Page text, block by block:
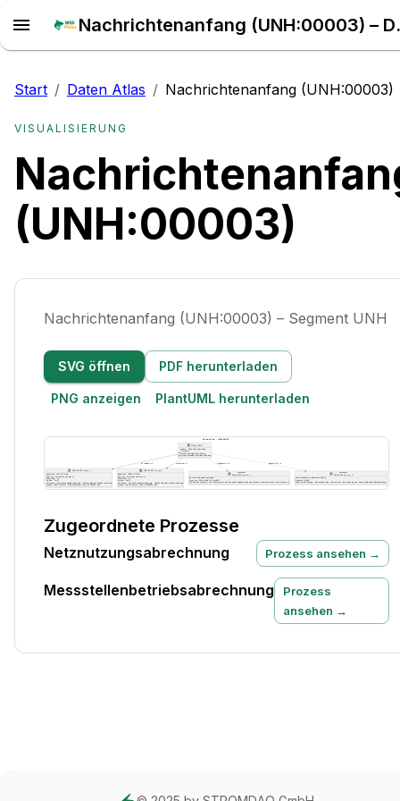
Start / Daten Atlas / Nachrichtenanfang (UNH:00003)
VISUALISIERUNG
(UNH:00003)
Nachrichtenanfang (UNH:00003) – Segment UNH
SVG öffnen PDF herunterladen
PNG anzeigen PlantUML herunterladen
Zugeordnete Prozesse
Netznutzungsabrechnung Prozess ansehen →
Messstellenbetriebsabrechnung
Prozess
ansehen →